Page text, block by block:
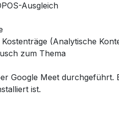
Ausgleich
(Analytische
zum Thema
Google Meet durchgeführt.
ist.